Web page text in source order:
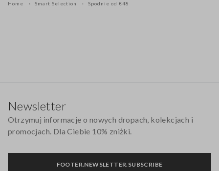
Home Smart Selection Spodnie od €48
Newsletter
Otrzymuj informacje o nowych dropach, kolekcjach i
promocjach. Dla Ciebie 10% zniżki.
FOOTER.NEWSLETTER.SUBSCRIBE